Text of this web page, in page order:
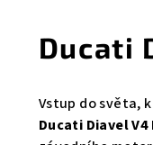
Ducati
Vstup do světa,
Ducati Diavel V4